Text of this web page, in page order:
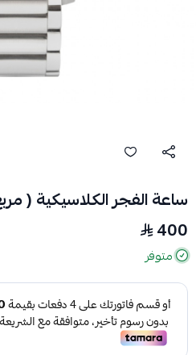
ساعة الفجر الكلاسيكية (
400
متوفر